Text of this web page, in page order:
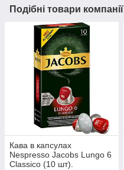
Подібні товари компанії
Кава в капсулах
Nespresso Jacobs Lungo 6
Classico (10 шт).